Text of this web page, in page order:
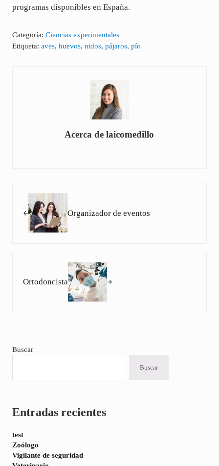
programas disponibles en España.
Categoría: Ciencias experimentales
Etiqueta: aves, huevos, nidos, pájaros, pío
Acerca delaicomedillo
Organizador de eventos
Ortodoncista
Sidebar
Buscar
Buscar
Entradas recientes
test
Zoólogo
Vigilante de seguridad